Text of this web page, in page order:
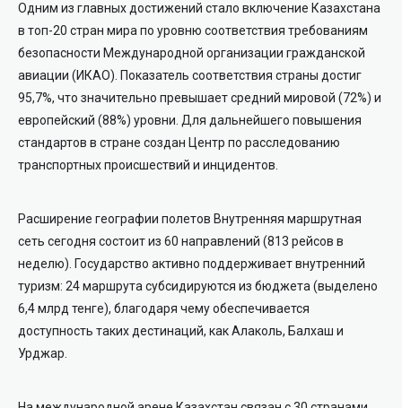
Одним из главных достижений стало включение Казахстана
в топ-20 стран мира по уровню соответствия требованиям
безопасности Международной организации гражданской
авиации (ИКАО). Показатель соответствия страны достиг
95,7%, что значительно превышает средний мировой (72%) и
европейский (88%) уровни. Для дальнейшего повышения
стандартов в стране создан Центр по расследованию
транспортных происшествий и инцидентов.
Расширение географии полетов Внутренняя маршрутная
сеть сегодня состоит из 60 направлений (813 рейсов в
неделю). Государство активно поддерживает внутренний
туризм: 24 маршрута субсидируются из бюджета (выделено
6,4 млрд тенге), благодаря чему обеспечивается
доступность таких дестинаций, как Алаколь, Балхаш и
Урджар.